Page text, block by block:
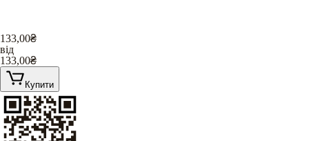
133,00₴
від
133,00₴
Купити